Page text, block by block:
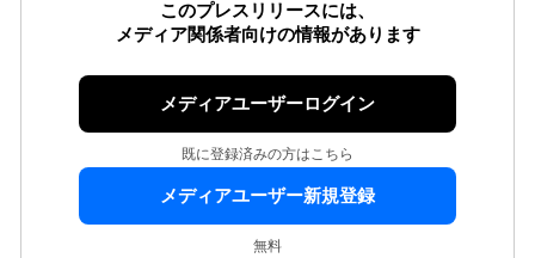
このプレスリリースには、
メディア関係者向けの情報があります
メディアユーザーログイン
既に登録済みの方はこちら
メディアユーザー新規登録
無料